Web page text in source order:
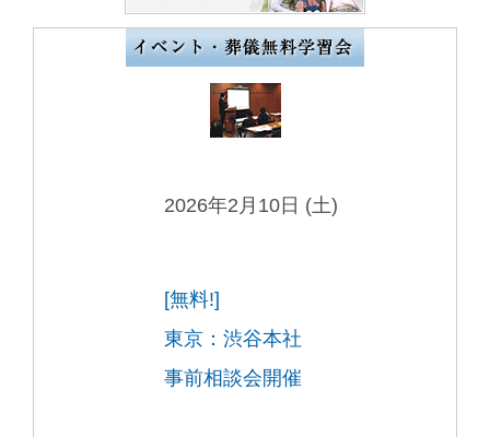
2026年2月10日 (土)
[無料!]
東京：渋谷本社
事前相談会開催